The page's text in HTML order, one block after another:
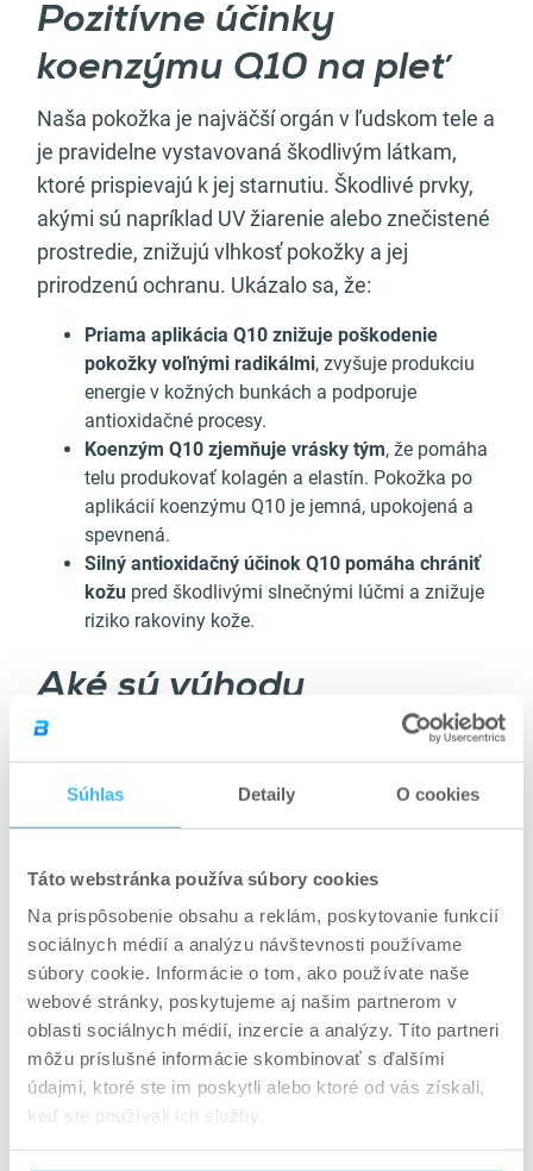
Súhlas Detaily O cookies
Táto webstránka používa súbory cookies
Na prispôsobenie obsahu a reklám, poskytovanie funkcií
sociálnych médií a analýzu návštevnosti používame
súbory cookie. Informácie o tom, ako používate naše
webové stránky, poskytujeme aj našim partnerom v
oblasti sociálnych médií, inzercie a analýzy. Títo partneri
môžu príslušné informácie skombinovať s ďalšími
údajmi, ktoré ste im poskytli alebo ktoré od vás získali,
keď ste používali ich služby.
Pozitívne účinky
koenzýmu Q10 na pleť
Naša pokožka je najväčší orgán v ľudskom tele a
je pravidelne vystavovaná škodlivým látkam,
ktoré prispievajú k jej starnutiu. Škodlivé prvky,
akými sú napríklad UV žiarenie alebo znečistené
prostredie, znižujú vlhkosť pokožky a jej
prirodzenú ochranu. Ukázalo sa, že:
Priama aplikácia Q10 znižuje poškodenie
pokožky voľnými radikálmi, zvyšuje produkciu
energie v kožných bunkách a podporuje
antioxidačné procesy.
Koenzým Q10 zjemňuje vrásky tým, že pomáha
telu produkovať kolagén a elastín. Pokožka po
aplikácií koenzýmu Q10 je jemná, upokojená a
spevnená.
Silný antioxidačný účinok Q10 pomáha chrániť
kožu pred škodlivými slnečnými lúčmi a znižuje
riziko rakoviny kože.
Aké sú výhody
koenzýmu Q10 pre
zdravie a šport?
Koenzým Q10 je prítomný v každej bunke
ľudského tela. Nie je preto prekvapením, že
fyzický výkon.
1. Môže zlepšiť športový výkon
Oxidačný stres ovplyvňuje aj prácu svalov.
CoQ10 pôsobí vo svaloch antioxidačne a
zároveň podporuje tvorbu energie v
mitochondriách. Jeho doplnením zlepšíte výkon
a znížite pocit únavy počas cvičenia.